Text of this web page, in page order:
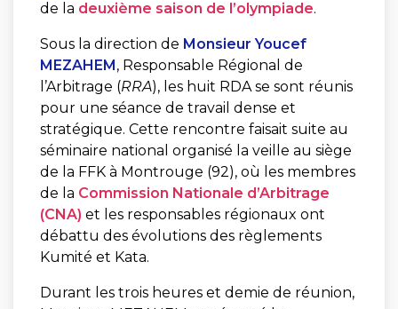
de la deuxième saison de l’olympiade.
Sous la direction de Monsieur Youcef
MEZAHEM, Responsable Régional de
l’Arbitrage (RRA), les huit RDA se sont réunis
pour une séance de travail dense et
stratégique. Cette rencontre faisait suite au
séminaire national organisé la veille au siège
de la FFK à Montrouge (92), où les membres
de la Commission Nationale d’Arbitrage
(CNA) et les responsables régionaux ont
débattu des évolutions des règlements
Kumité et Kata.
Durant les trois heures et demie de réunion,